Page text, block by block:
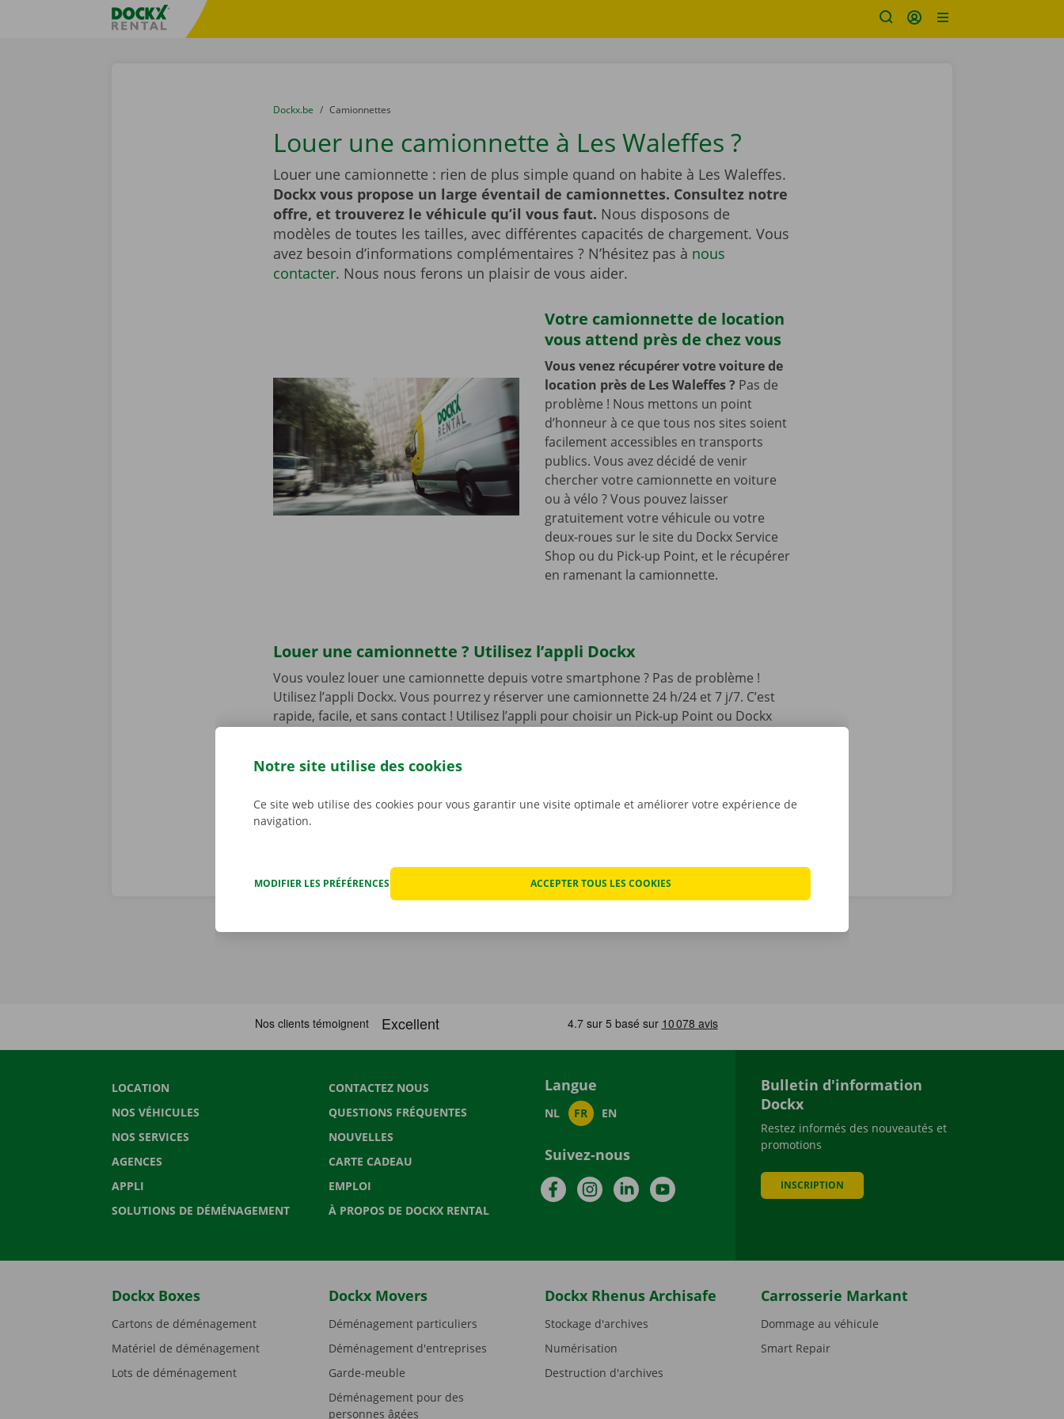
sitename
You are here:
du
Dockx.be to
Camionnettes
Louer une camionnette à Les Waleffes ?
Louer une camionnette : rien de plus simple quand on habite à Les Waleffes.
Dockx vous propose un large éventail de camionnettes. Consultez notre
offre, et trouverez le véhicule qu’il vous faut. Nous disposons de
modèles de toutes les tailles, avec différentes capacités de chargement. Vous
avez besoin d’informations complémentaires ? N’hésitez pas à nous
contacter. Nous nous ferons un plaisir de vous aider.
Votre camionnette de location
vous attend près de chez vous
Vous venez récupérer votre voiture de
location près de Les Waleffes? Pas de
problème ! Nous mettons un point
d’honneur à ce que tous nos sites soient
facilement accessibles en transports
publics. Vous avez décidé de venir
chercher votre camionnette en voiture
ou à vélo ? Vous pouvez laisser
gratuitement votre véhicule ou votre
deux-roues sur le site du Dockx Service
Shop ou du Pick-up Point, et le récupérer
en ramenant la camionnette.
Louer une camionnette ? Utilisez l’appli Dockx
Vous voulez louer une camionnette depuis votre smartphone ? Pas de problème !
Utilisez l’appli Dockx. Vous pourrez y réserver une camionnette 24 h/24 et 7 j/7. C’est
rapide, facile, et sans contact ! Utilisez l’appli pour choisir un Pick-up Point ou Dockx
Téléchargez notre appli gratuite pour
LOCATION
NOS VÉHICULES
NOS SERVICES
AGENCES
APPLI
SOLUTIONS DE DÉMÉNAGEMENT
CONTACTEZ NOUS
QUESTIONS FRÉQUENTES
NOUVELLES
CARTE CADEAU
EMPLOI
À PROPOS DE DOCKX RENTAL
Langue
NL FR EN
Suivez-nous
FacebookInstagramLinkedInYouTube
Bulletin d'information
Dockx
Restez informés des nouveautés et
promotions
INSCRIPTION
Dockx Boxes
Cartons de déménagement
Matériel de déménagement
Lots de déménagement
Dockx Movers
Déménagement particuliers
Déménagement d'entreprises
Garde-meuble
Déménagement pour des
personnes âgées
Dockx Rhenus Archisafe
Stockage d'archives
Numérisation
Destruction d'archives
Carrosserie Markant
Dommage au véhicule
Smart Repair
Notre site utilise des cookies
Ce site web utilise des cookies pour vous garantir une visite optimale et améliorer votre expérience de
navigation.
MODIFIER LES PRÉFÉRENCES ACCEPTER TOUS LES COOKIES